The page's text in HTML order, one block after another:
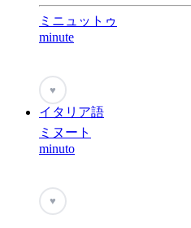
ミニュットゥ
minute
♥
イタリア語
ミヌート
minuto
♥